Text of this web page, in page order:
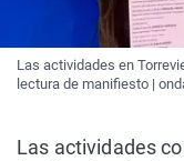
Las actividades en
lectura de manifiesto |
Las actividades